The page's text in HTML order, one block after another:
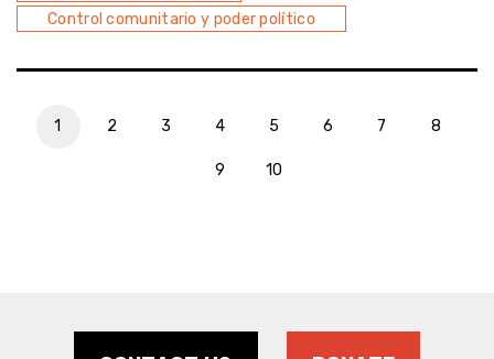
Control comunitario y poder político
1 2 3 4 5 6 7 8
9 10